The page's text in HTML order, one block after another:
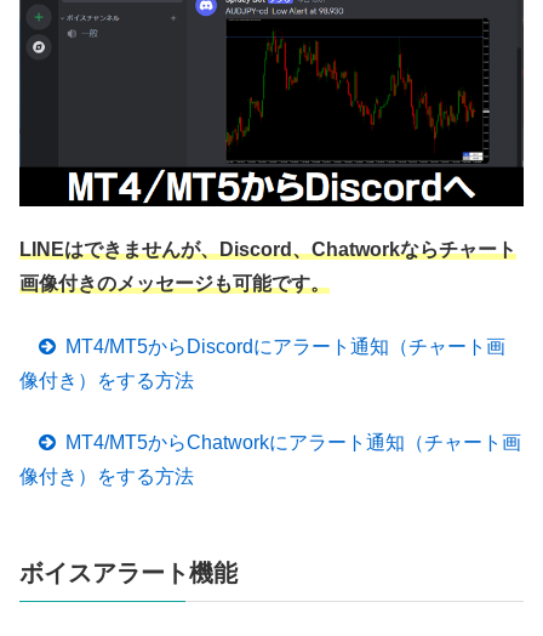
LINEはできませんが、Discord、Chatworkならチャート
画像付きのメッセージも可能です。
MT4/MT5からDiscordにアラート通知（チャート画
像付き）をする方法
MT4/MT5からChatworkにアラート通知（チャート画
像付き）をする方法
ボイスアラート機能